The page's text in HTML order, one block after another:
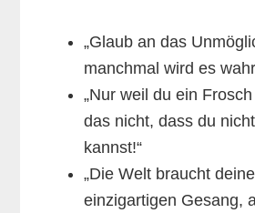
„Glaub an das
manchmal wird es
„Nur weil du ein
das nicht, dass du
kannst!“
„Die Welt braucht
einzigartigen Gesang,